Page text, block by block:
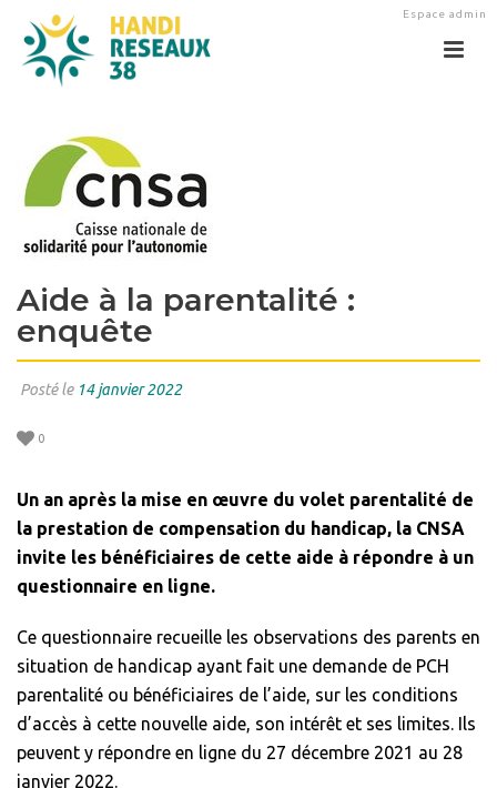
Espace admin
Aide à la parentalité :
enquête
Posté le 14 janvier 2022
0
Un an après la mise en œuvre du volet parentalité de
la prestation de compensation du handicap, la CNSA
invite les bénéficiaires de cette aide à répondre à un
questionnaire en ligne.
Ce questionnaire recueille les observations des parents en
situation de handicap ayant fait une demande de PCH
parentalité ou bénéficiaires de l’aide, sur les conditions
d’accès à cette nouvelle aide, son intérêt et ses limites. Ils
peuvent y répondre en ligne du 27 décembre 2021 au 28
janvier 2022.